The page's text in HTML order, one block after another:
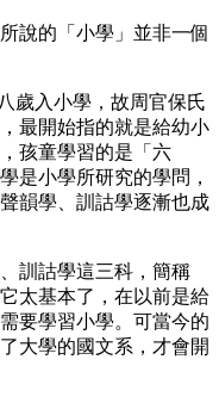
說的「小學」並非一個
歲入小學，故周官保氏
最開始指的就是給幼小
孩童學習的是「六
是小學所研究的學問，
韻學、訓詁學逐漸也成
訓詁學這三科，簡稱
太基本了，在以前是給
要學習小學。可當今的
大學的國文系，才會開